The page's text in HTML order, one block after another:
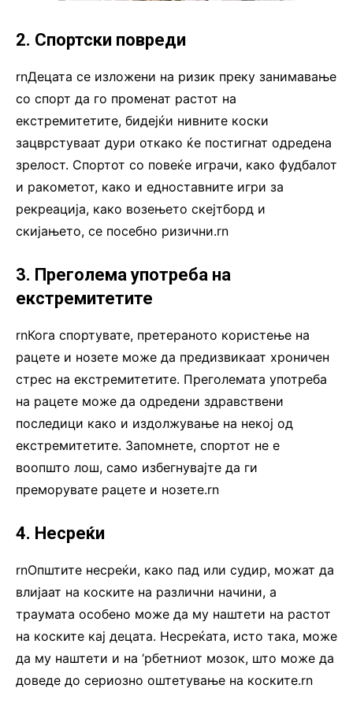
2. Спортски повреди
rnДецата се изложени на ризик преку занимавање
со спорт да го променат растот на
екстремитетите, бидејќи нивните коски
зацврстуваат дури откако ќе постигнат одредена
зрелост. Спортот со повеќе играчи, како фудбалот
и ракометот, како и едноставните игри за
рекреација, како возењето скејтборд и
скијањето, се посебно ризични.rn
3. Преголема употреба на
екстремитетите
rnКога спортувате, претераното користење на
рацете и нозете може да предизвикаат хроничен
стрес на екстремитетите. Преголемата употреба
на рацете може да одредени здравствени
последици како и издолжување на некој од
екстремитетите. Запомнете, спортот не е
воопшто лош, само избегнувајте да ги
преморувате рацете и нозете.rn
4. Несреќи
rnОпштите несреќи, како пад или судир, можат да
влијаат на коските на различни начини, а
траумата особено може да му наштети на растот
на коските кај децата. Несреќата, исто така, може
да му наштети и на ‘рбетниот мозок, што може да
доведе до сериозно оштетување на коските.rn